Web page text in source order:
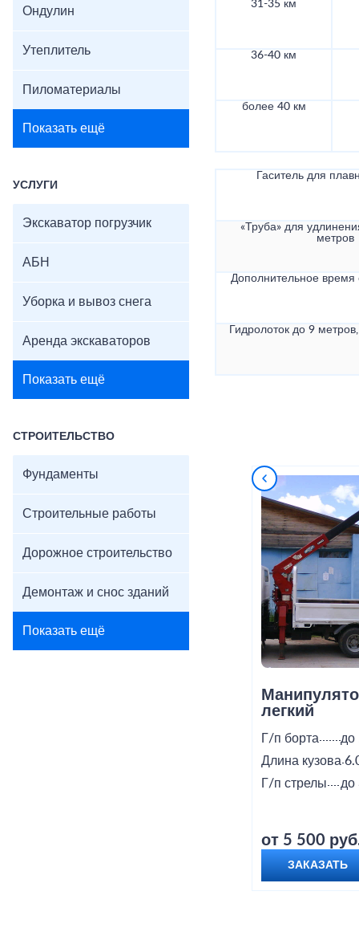
Ондулин
Утеплитель
Пиломатериалы
Показать ещё
УСЛУГИ
Экскаватор погрузчик
АБН
Уборка и вывоз снега
Аренда экскаваторов
Показать ещё
СТРОИТЕЛЬСТВО
Фундаменты
Строительные работы
Дорожное строительство
Демонтаж и снос зданий
Показать ещё
31-35 км
36-40 км
более 40 км
Гаситель для
«Труба» для
метров
Дополнительное
Гидролоток до 9
легкий
Г/п борта
до
Длина кузова
Г/п стрелы
до
от 5 500
ЗАКАЗАТЬ